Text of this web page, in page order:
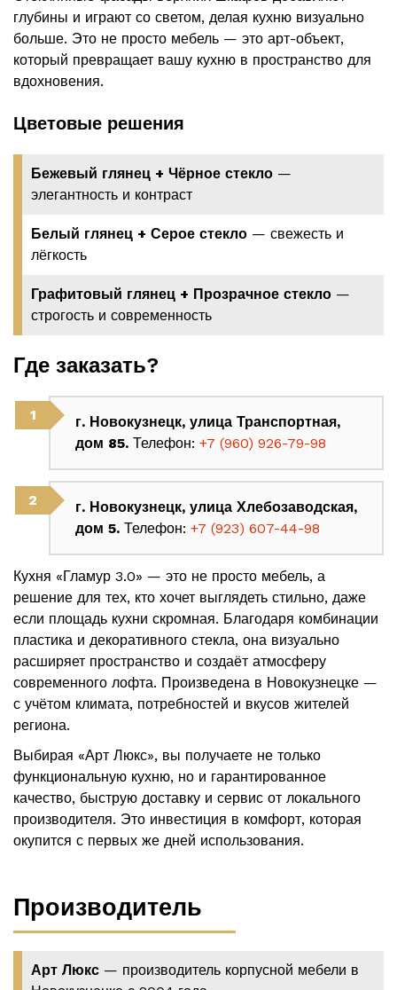
глубины и играют со светом, делая кухню визуально
больше. Это не просто мебель — это арт-объект,
который превращает вашу кухню в пространство для
вдохновения.
Цветовые решения
Бежевый глянец + Чёрное стекло —
элегантность и контраст
Белый глянец + Серое стекло — свежесть и
лёгкость
Графитовый глянец + Прозрачное стекло —
строгость и современность
Где заказать?
г. Новокузнецк, улица Транспортная,
дом 85. Телефон: +7 (960) 926-79-98
г. Новокузнецк, улица Хлебозаводская,
дом 5. Телефон: +7 (923) 607-44-98
Кухня «Гламур 3.0» — это не просто мебель, а
решение для тех, кто хочет выглядеть стильно, даже
если площадь кухни скромная. Благодаря комбинации
пластика и декоративного стекла, она визуально
расширяет пространство и создаёт атмосферу
современного лофта. Произведена в Новокузнецке —
с учётом климата, потребностей и вкусов жителей
региона.
Выбирая «Арт Люкс», вы получаете не только
функциональную кухню, но и гарантированное
качество, быструю доставку и сервис от локального
производителя. Это инвестиция в комфорт, которая
окупится с первых же дней использования.
Производитель
Арт Люкс — производитель корпусной мебели в